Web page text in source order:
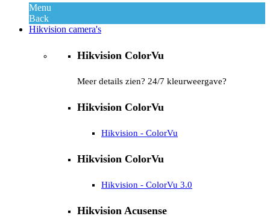
Menu
Back
Hikvision camera's
Hikvision ColorVu
Meer details zien? 24/7 kleurweergave?
Hikvision ColorVu
Hikvision - ColorVu
Hikvision ColorVu
Hikvision - ColorVu 3.0
Hikvision Acusense